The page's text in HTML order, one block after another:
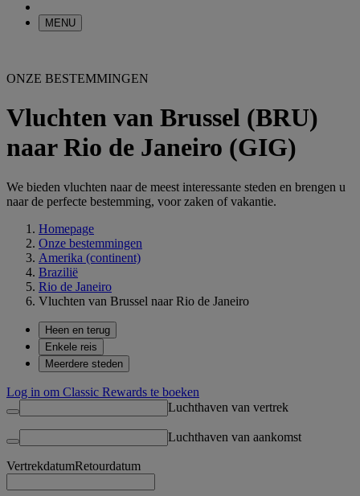
MENU
ONZE BESTEMMINGEN
Vluchten van Brussel (BRU)
naar Rio de Janeiro (GIG)
We bieden vluchten naar de meest interessante steden en brengen u
naar de perfecte bestemming, voor zaken of vakantie.
Homepage
Onze bestemmingen
Amerika (continent)
Brazilië
Rio de Janeiro
Vluchten van Brussel naar Rio de Janeiro
Heen en terug
Enkele reis
Meerdere steden
Log in om Classic Rewards te boeken
Luchthaven van vertrek
Luchthaven van aankomst
VertrekdatumRetourdatum